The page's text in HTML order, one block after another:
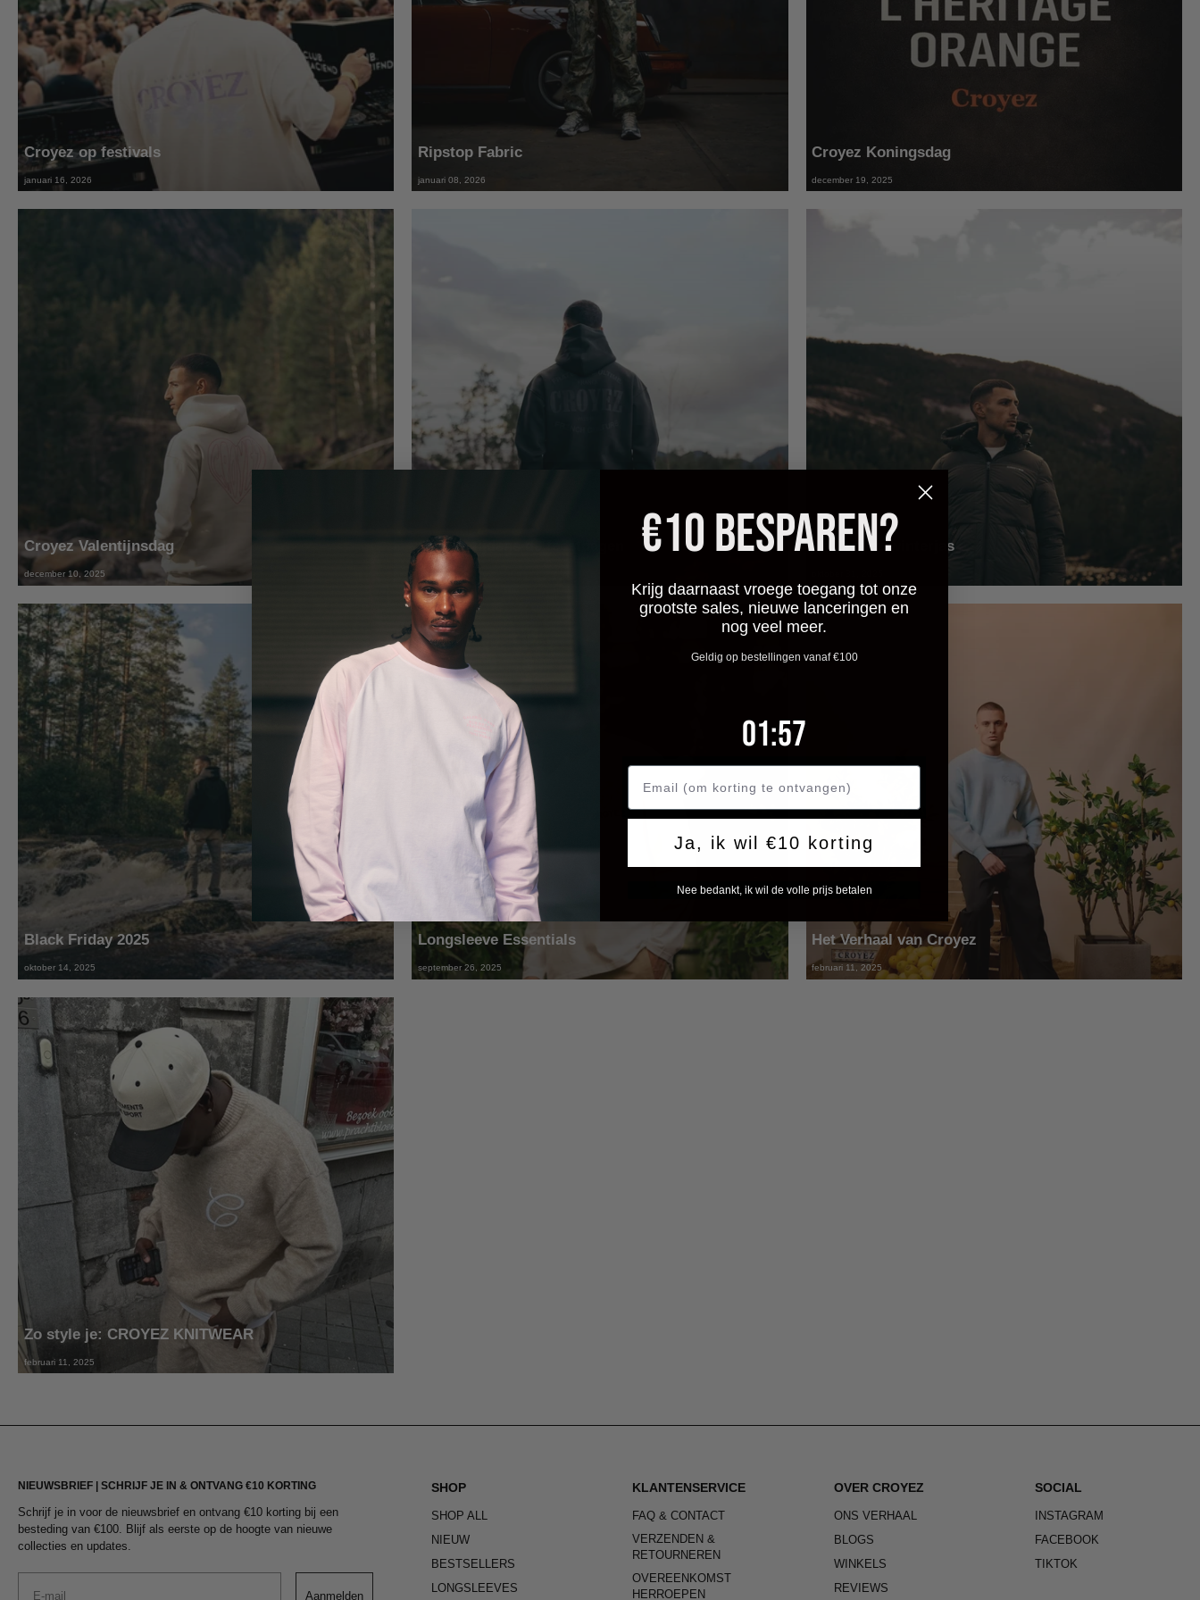
Croyez op festivals
januari 16, 2026
Ripstop Fabric
januari 08, 2026
Croyez Koningsdag
december 19, 2025
Croyez Valentijnsdag
december 10, 2025
Croyez tijdens de feestdagen
november 26, 2025
De Croyez winterjas
Black Friday 2025
oktober 14, 2025
Longsleeve Essentials
september 26, 2025
Het Verhaal van Croyez
februari 11, 2025
Zo style je: CROYEZ KNITWEAR
februari 11, 2025
NIEUWSBRIEF | SCHRIJF JE IN & ONTVANG €10 KORTING
Schrijf je in voor de nieuwsbrief en ontvang €10 korting bij een
besteding van €100. Blijf als eerste op de hoogte van nieuwe
collecties en updates.
Email
Aanmelden
SHOP
SHOP ALL
NIEUW
BESTSELLERS
LONGSLEEVES
KLANTENSERVICE
FAQ & CONTACT
VERZENDEN &
RETOURNEREN
OVEREENKOMST
HERROEPEN
OVER CROYEZ
ONS VERHAAL
BLOGS
WINKELS
REVIEWS
SOCIAL
INSTAGRAM
FACEBOOK
TIKTOK
€10 BESPAREN?
Krijg daarnaast vroege toegang tot onze
grootste sales, nieuwe lanceringen en
nog veel meer.
Geldig op bestellingen vanaf €100
Countdown ends in:
1
01: 56
56
Ja, ik wil €10 korting
Nee bedankt, ik wil de volle prijs betalen